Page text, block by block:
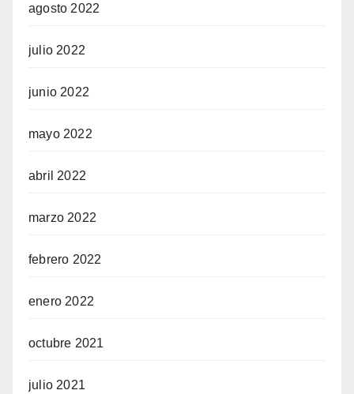
agosto 2022
julio 2022
junio 2022
mayo 2022
abril 2022
marzo 2022
febrero 2022
enero 2022
octubre 2021
julio 2021